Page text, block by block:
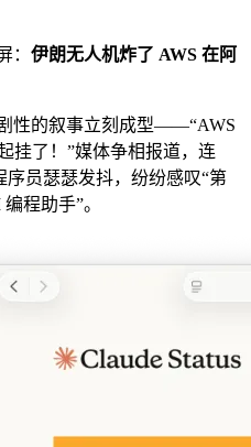
： 伊朗无人机炸了 AWS 在阿
性的叙事立刻成型——“AWS
挂了！”媒体争相报道，连
序员瑟瑟发抖，纷纷感叹“第
程助手”。